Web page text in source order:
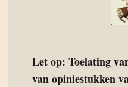
Let op: Toelating
van opiniestukken